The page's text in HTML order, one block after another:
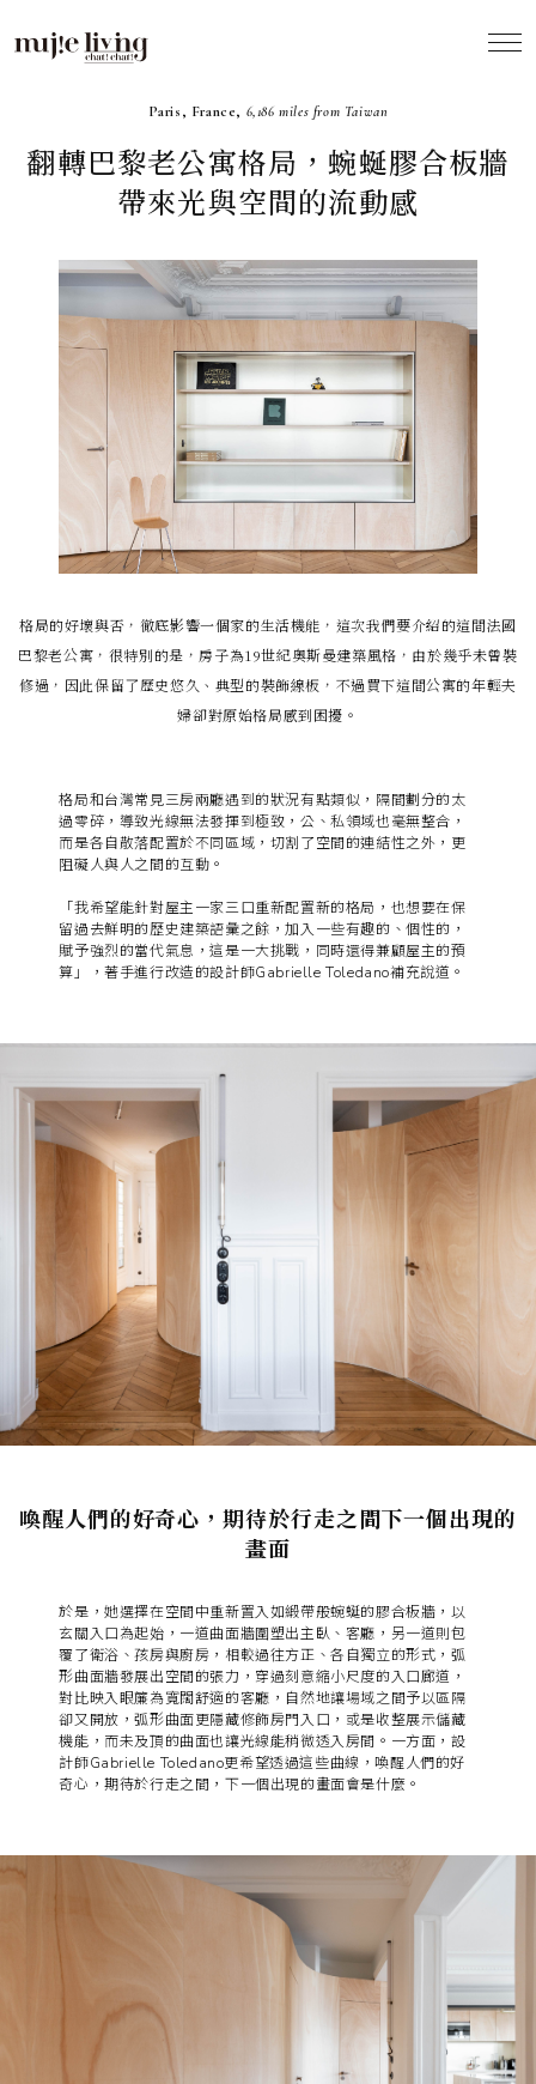
Paris, France, 6,186 miles from Taiwan
翻轉巴黎老公寓格局，蜿蜒膠合板牆
帶來光與空間的流動感
格局的好壞與否，徹底影響一個家的生活機能，這次我們要介紹的這間法國
巴黎老公寓，很特別的是，房子為19世紀奧斯曼建築風格，由於幾乎未曾裝
修過，因此保留了歷史悠久、典型的裝飾線板，不過買下這間公寓的年輕夫
婦卻對原始格局感到困擾。
格局和台灣常見三房兩廳遇到的狀況有點類似，隔間劃分的太
過零碎，導致光線無法發揮到極致，公、私領域也毫無整合，
而是各自散落配置於不同區域，切割了空間的連結性之外，更
阻礙人與人之間的互動。
「我希望能針對屋主一家三口重新配置新的格局，也想要在保
留過去鮮明的歷史建築語彙之餘，加入一些有趣的、個性的，
賦予強烈的當代氣息，這是一大挑戰，同時還得兼顧屋主的預
算」，著手進行改造的設計師Gabrielle Toledano補充說道。
喚醒人們的好奇心，期待於行走之間下一個出現的
畫面
於是，她選擇在空間中重新置入如緞帶般蜿蜒的膠合板牆，以
玄關入口為起始，一道曲面牆圍塑出主臥、客廳，另一道則包
覆了衛浴、孩房與廚房，相較過往方正、各自獨立的形式，弧
形曲面牆發展出空間的張力，穿過刻意縮小尺度的入口廊道，
對比映入眼簾為寬闊舒適的客廳，自然地讓場域之間予以區隔
卻又開放，弧形曲面更隱藏修飾房門入口，或是收整展示儲藏
機能，而未及頂的曲面也讓光線能稍微透入房間。一方面，設
計師Gabrielle Toledano更希望透過這些曲線，喚醒人們的好
奇心，期待於行走之間，下一個出現的畫面會是什麼。